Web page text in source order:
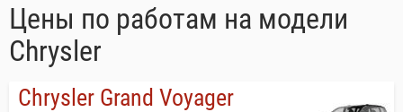
Цены по работам на модели
Chrysler
Chrysler Grand Voyager